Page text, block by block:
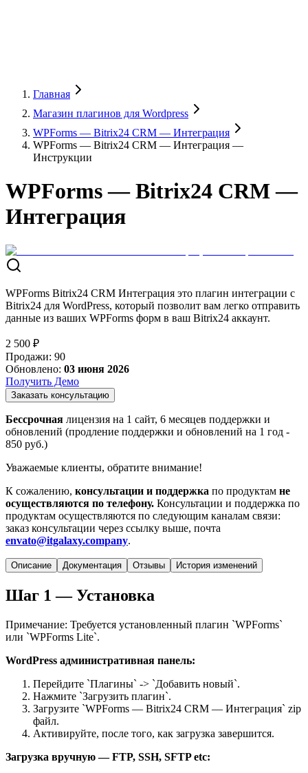
Главная
Магазин плагинов для Wordpress
WPForms — Bitrix24 CRM — Интеграция
WPForms — Bitrix24 CRM — Интеграция —
Инструкции
WPForms — Bitrix24 CRM —
Интеграция
WPForms Bitrix24 CRM Интеграция это плагин интеграции с
Bitrix24 для WordPress, который позволит вам легко отправить
данные из ваших WPForms форм в ваш Bitrix24 аккаунт.
2 500 ₽
Продажи: 90
Обновлено: 03 июня 2026
Получить Демо
Заказать консультацию
Бессрочная лицензия на 1 сайт, 6 месяцев поддержки и
обновлений (продление поддержки и обновлений на 1 год -
850 руб.)
Уважаемые клиенты, обратите внимание!
К сожалению, консультации и поддержка по продуктам не
осуществляются по телефону. Консультации и поддержка по
продуктам осуществляются по следующим каналам связи:
заказ консультации через ссылку выше, почта
envato@itgalaxy.company.
Описание Документация Отзывы История изменений
Шаг 1 — Установка
Примечание: Требуется установленный плагин `WPForms`
или `WPForms Lite`.
WordPress административная панель:
Перейдите `Плагины` -> `Добавить новый`.
Нажмите `Загрузить плагин`.
Загрузите `WPForms — Bitrix24 CRM — Интеграция` zip
файл.
Активируйте, после того, как загрузка завершится.
Загрузка вручную — FTP, SSH, SFTP etc: